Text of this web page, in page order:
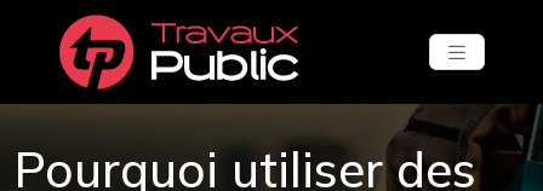
Pourquoi utiliser des